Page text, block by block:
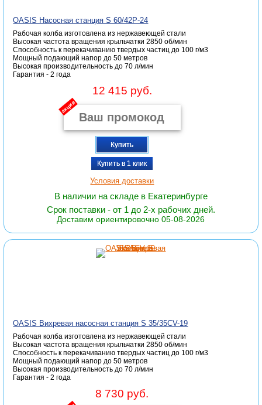
OASIS Насосная станция S 60/42P-24
Рабочая колба изготовлена из нержавеющей стали
Высокая частота вращения крыльчатки 2850 об/мин
Способность к перекачиванию твердых частиц до 100 г/м3
Мощный подающий напор до 50 метров
Высокая производительность до 70 л/мин
Гарантия - 2 года
12 415 руб.
акция
Купить
Купить в 1 клик
Условия доставки
В наличии на складе в Екатеринбурге
Срок поставки - от 1 до 2-х рабочих дней.
Доставим ориентировочно 05-08-2026
OASIS Вихревая насосная станция S 35/35СV-19
Рабочая колба изготовлена из нержавеющей стали
Высокая частота вращения крыльчатки 2850 об/мин
Способность к перекачиванию твердых частиц до 100 г/м3
Мощный подающий напор до 50 метров
Высокая производительность до 70 л/мин
Гарантия - 2 года
8 730 руб.